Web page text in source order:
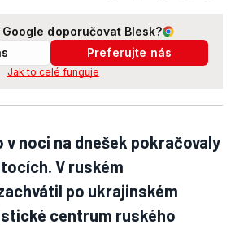
Google doporučovat Blesk?
Preferujte nás
Jak to celé funguje
v noci na dnešek pokračovaly
V ruském
po ukrajinském
centrum ruského